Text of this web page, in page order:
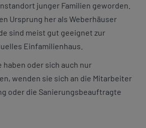
junger Familien geworden.
Ursprung her als Weberhäuser
sind meist gut geeignet zur
Einfamilienhaus.
haben oder sich auch nur
wenden sie sich an die Mitarbeiter
oder die Sanierungsbeauftragte